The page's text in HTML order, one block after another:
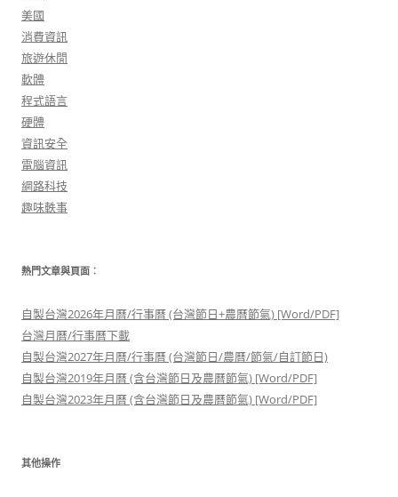
美國
消費資訊
旅遊休閒
軟體
程式語言
硬體
資訊安全
電腦資訊
網路科技
趣味軼事
熱門文章與頁面︰
自製台灣2026年月曆/行事曆 (台灣節日+農曆節氣) [Word/PDF]
台灣月曆/行事曆下載
自製台灣2027年月曆/行事曆 (台灣節日/農曆/節氣/自訂節日)
自製台灣2019年月曆 (含台灣節日及農曆節氣) [Word/PDF]
自製台灣2023年月曆 (含台灣節日及農曆節氣) [Word/PDF]
其他操作